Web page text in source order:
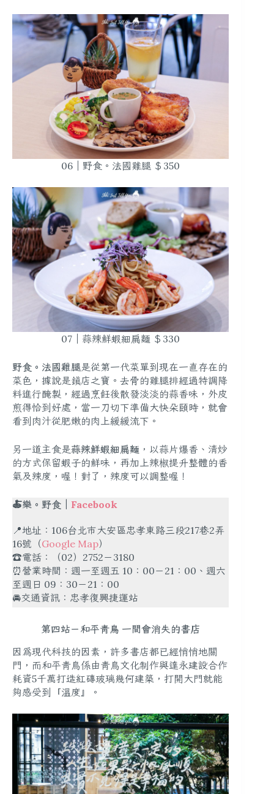
06｜野食。法國雞腿 ＄350
07｜蒜辣鮮蝦細扁麵 ＄330
野食。法國雞腿是從第一代菜單到現在一直存在的
菜色，據說是鎮店之寶。去骨的雞腿排經過特調降
料進行醃製，經過烹飪後散發淡淡的蒜香味，外皮
煎得恰到好處，當一刀切下準備大快朵頤時，就會
看到肉汁從肥嫩的肉上緩緩流下。
另一道主食是蒜辣鮮蝦細扁麵 ，以蒜片爆香、清炒
的方式保留蝦子的鮮味，再加上辣椒提升整體的香
氣及辣度，喔！對了，辣度可以調整喔！
🍝樂。野食｜ Facebook
📍地址：106台北市大安區忠孝東路三段217巷2弄
16號（Google Map）
☎️電話：（02）2752－3180
⏰營業時間：週一至週五 10：00－21：00、週六
至週日 09：30－21：00
🚘交通資訊：忠孝復興捷運站
第四站－和平青鳥 一間會消失的書店
因為現代科技的因素，許多書店都已經悄悄地關
門，而和平青鳥係由青鳥文化制作與達永建設合作
耗資5千萬打造紅磚玻璃幾何建築，打開大門就能
夠感受到『溫度』。